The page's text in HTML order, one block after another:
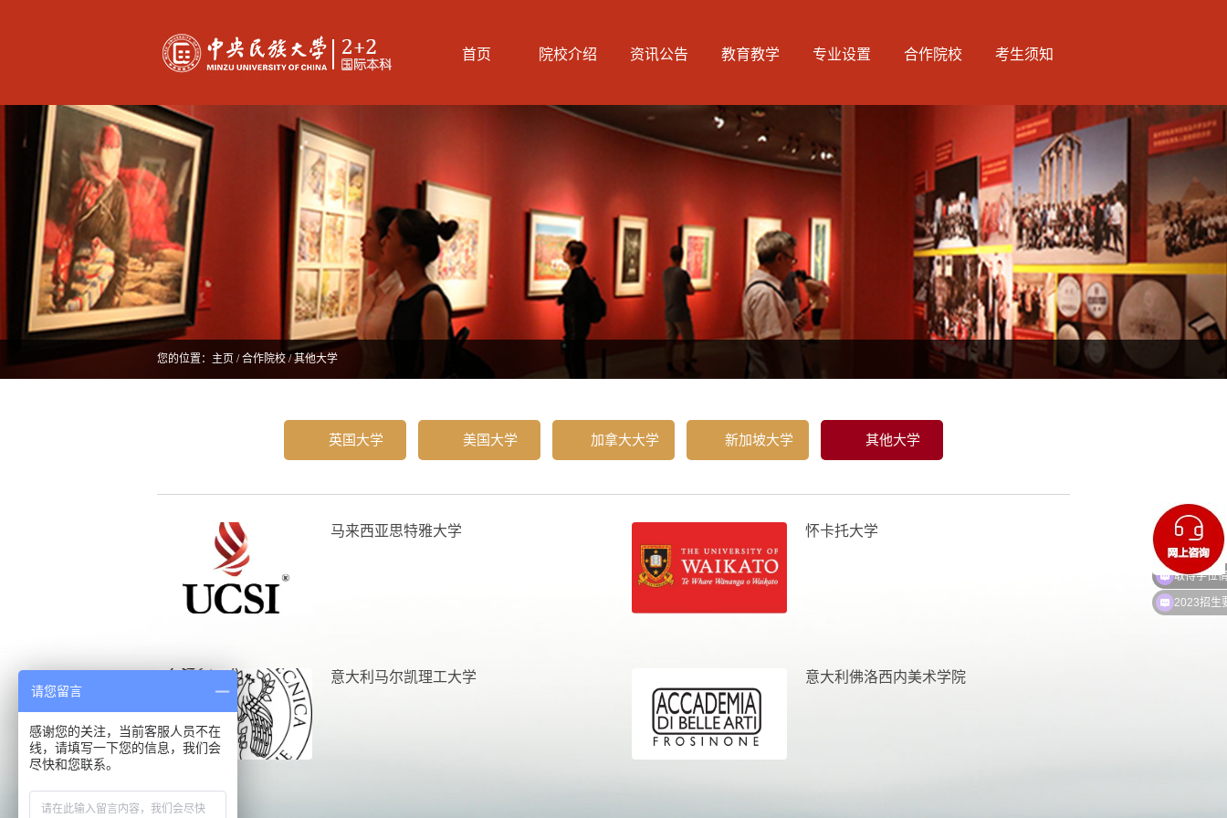
首页 院校介绍 资讯公告 教育教学 专业设置 合作院校 考生须知
您的位置： 主页 /合作院校/ 其他大学
英国大学 美国大学 加拿大大学 新加坡大学 其他大学
马来西亚思特雅大学 怀卡托大学
意大利马尔凯理工大学 意大利佛洛西内美术学院
2023招生
取得学位
请您留言
感谢您的关注，当前客服人员不在
线，请填写一下您的信息，我们会
尽快和您联系。